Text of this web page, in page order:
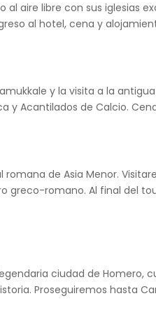
aire libre con sus iglesias
al hotel, cena y
y la visita a la
y Acantilados de Calcio.
de Asia Menor.
greco-romano. Al final del
ciudad de Homero,
Proseguiremos hasta